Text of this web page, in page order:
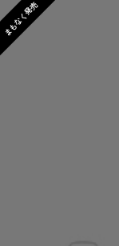
まもなく発売